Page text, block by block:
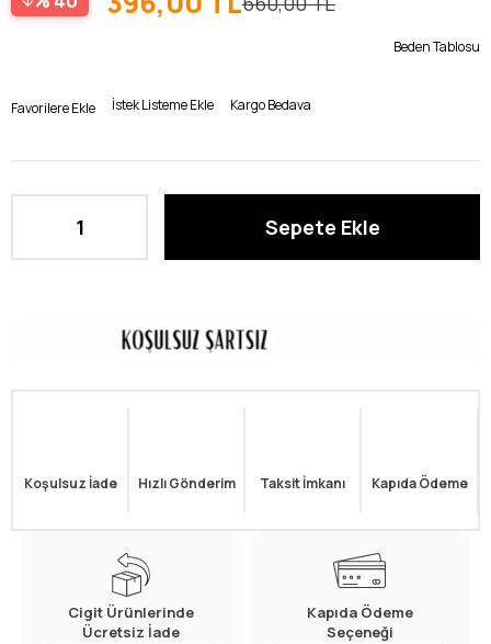
Beden Tablosu
Favorilere Ekle İstek Listeme Ekle Kargo Bedava
Koşulsuz İade Hızlı Gönderim Taksit İmkanı Kapıda Ödeme
Cigit Ürünlerinde
Ücretsiz İade
Kapıda Ödeme
Seçeneği